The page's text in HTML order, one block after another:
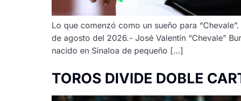
Lo que comenzó como un sueño para
de agosto del 2026.- José Valentín “Chevale”
nacido en Sinaloa de pequeño […]
TOROS DIVIDE DOBLE